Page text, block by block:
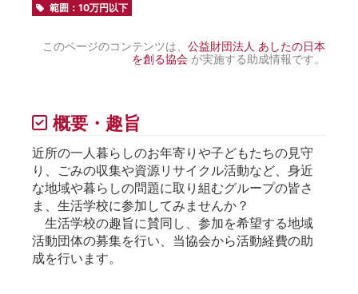
範囲：10万円以下
このページのコンテンツは、公益財団法人 あしたの日本
を創る協会 が実施する助成情報です。
概要・趣旨
近所の一人暮らしのお年寄りや子どもたちの見守
り、ごみの収集や資源リサイクル活動など、身近
な地域や暮らしの問題に取り組むグループの皆さ
ま、生活学校に参加してみませんか？
生活学校の趣旨に賛同し、参加を希望する地域
活動団体の募集を行い、当協会から活動経費の助
成を行います。